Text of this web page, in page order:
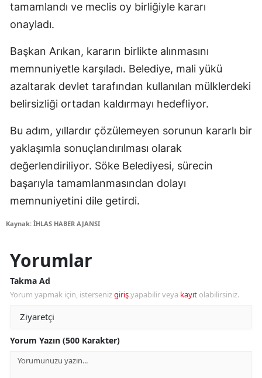
tamamlandı ve meclis oy birliğiyle kararı
onayladı.
Başkan Arıkan, kararın birlikte alınmasını
memnuniyetle karşıladı. Belediye, mali yükü
azaltarak devlet tarafından kullanılan mülklerdeki
belirsizliği ortadan kaldırmayı hedefliyor.
Bu adım, yıllardır çözülemeyen sorunun kararlı bir
yaklaşımla sonuçlandırılması olarak
değerlendiriliyor. Söke Belediyesi, sürecin
başarıyla tamamlanmasından dolayı
memnuniyetini dile getirdi.
Kaynak: İHLAS HABER AJANSI
Yorumlar
Takma Ad
Yorum yapmak için, istersenizgirişyapabilir veya kayıt olabilirsiniz.
Yorum Yazın (500 Karakter)